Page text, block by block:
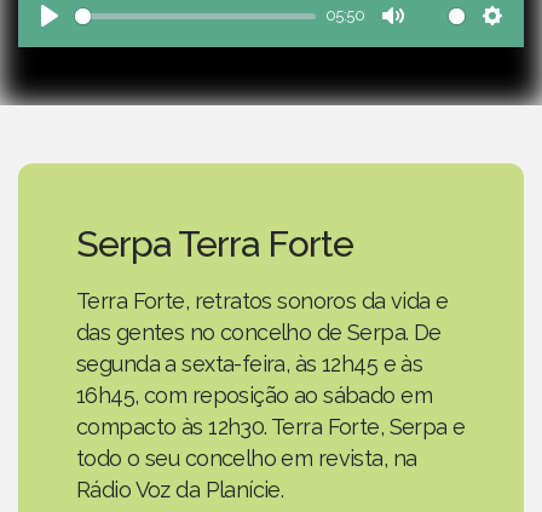
Play
05:50
Mute
Serpa Terra Forte
Terra Forte, retratos sonoros da vida e
das gentes no concelho de Serpa. De
segunda a sexta-feira, às 12h45 e às
16h45, com reposição ao sábado em
compacto às 12h30. Terra Forte, Serpa e
todo o seu concelho em revista, na
Rádio Voz da Planície.